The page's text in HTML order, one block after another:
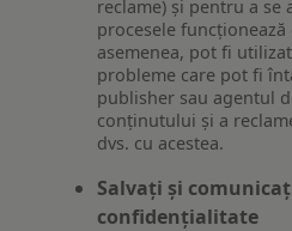
reclame) și pentru a se
procesele
asemenea, pot fi
probleme care pot fi
publisher sau agentul
conținutului și a
dvs. cu acestea.
Salvați și
confidențialitate